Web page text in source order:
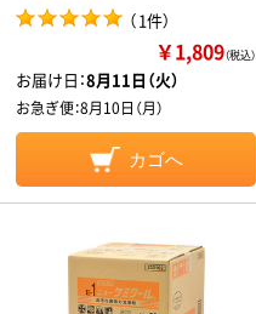
（1件）
￥1,809（税込）
お届け日：8月11日（火）
お急ぎ便：8月10日（月）
カゴへ